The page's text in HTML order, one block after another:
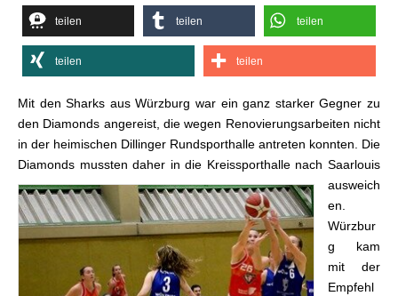
teilen teilen teilen
teilen teilen
Mit den Sharks aus Würzburg war ein ganz starker Gegner zu
den Diamonds angereist, die wegen Renovierungsarbeiten nicht
in der heimischen Dillinger Rundsporthalle antreten konnten. Die
Diamonds mussten daher in die Kreissporthalle nach Saarlouis
ausweich
en.
Würzbur
g kam
mit der
Empfehl